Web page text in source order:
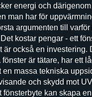
energi och
man har för
argumenten till varför
kostar pengar - ett
är också en investering.
fönster är tätare, har ett
en massa tekniska
och skydd mot
fönsterbyte kan skapa